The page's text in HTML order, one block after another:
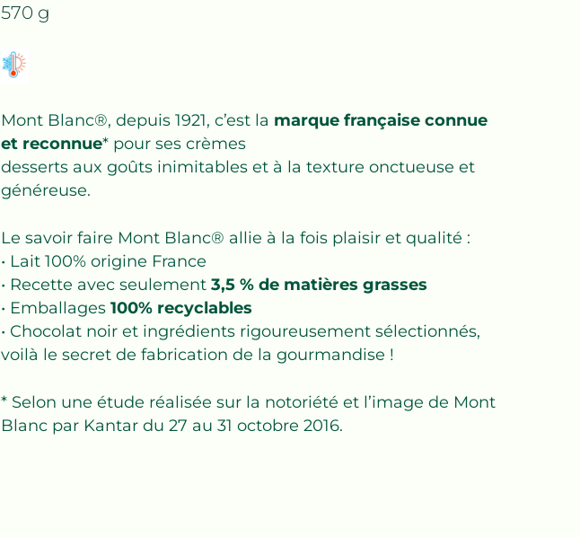
570 g
Mont Blanc®, depuis 1921, c’est la marque française connue
et reconnue* pour ses crèmes
desserts aux goûts inimitables et à la texture onctueuse et
généreuse.
Le savoir faire Mont Blanc® allie à la fois plaisir et qualité :
• Lait 100% origine France
• Recette avec seulement 3,5 % de matières grasses
• Emballages 100% recyclables
• Chocolat noir et ingrédients rigoureusement sélectionnés,
voilà le secret de fabrication de la gourmandise !
* Selon une étude réalisée sur la notoriété et l’image de Mont
Blanc par Kantar du 27 au 31 octobre 2016.